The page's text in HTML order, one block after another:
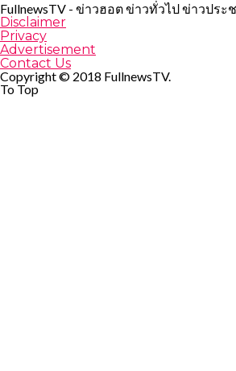
FullnewsTV - ข่าวฮอต ข่าวทั่วไป ข่าวปร
Disclaimer
Privacy
Advertisement
Contact Us
Copyright © 2018 FullnewsTV.
To Top